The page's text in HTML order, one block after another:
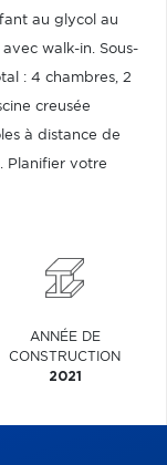
au glycol au
walk-in. Sous-
: 4 chambres, 2
creusée
à distance de
Planifier votre
ANNÉE DE
CONSTRUCTION
2021